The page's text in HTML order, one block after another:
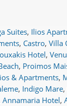
Suites, Ilios
, Castro, Villa
Hotel,
, Proimos
& Apartments,
, Indigo Mare,
Annamaria Hotel,